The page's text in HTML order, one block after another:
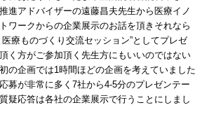
進アドバイザーの遠藤昌夫先生から医療イノ
ワークからの企業展示のお話を頂きそれなら
療ものづくり交流セッション”としてプレゼ
く方がご参加頂く先生方にもいいのではない
の企画では1時間ほどの企画を考えていました
募が非常に多く7社から4-5分のプレゼンテー
疑応答は各社の企業展示で行うことにしまし